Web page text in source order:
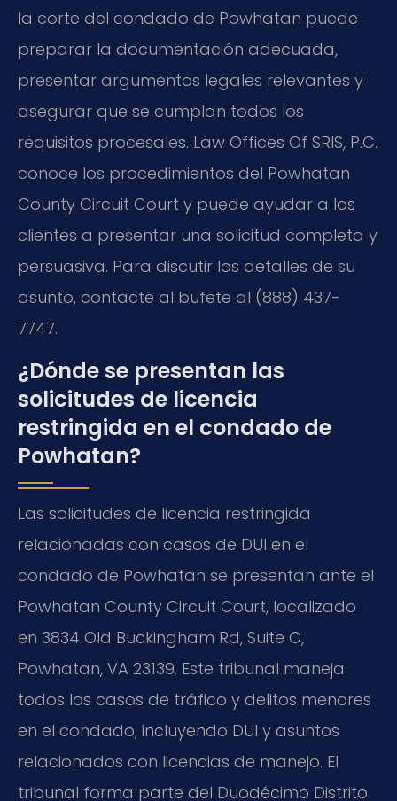
la corte del condado de Powhatan puede
preparar la documentación adecuada,
presentar argumentos legales relevantes y
asegurar que se cumplan todos los
requisitos procesales. Law Offices Of SRIS, P.C.
conoce los procedimientos del Powhatan
County Circuit Court y puede ayudar a los
clientes a presentar una solicitud completa y
persuasiva. Para discutir los detalles de su
asunto, contacte al bufete al (888) 437-
7747.
¿Dónde se presentan las
solicitudes de licencia
restringida en el condado de
Powhatan?
Las solicitudes de licencia restringida
relacionadas con casos de DUI en el
condado de Powhatan se presentan ante el
Powhatan County Circuit Court, localizado
en 3834 Old Buckingham Rd, Suite C,
Powhatan, VA 23139. Este tribunal maneja
todos los casos de tráfico y delitos menores
en el condado, incluyendo DUI y asuntos
relacionados con licencias de manejo. El
tribunal forma parte del Duodécimo Distrito